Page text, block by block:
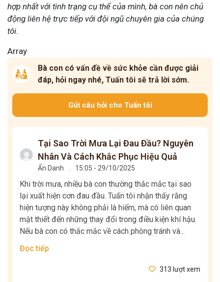
hợp nhất với tình trạng cụ thể của mình, bà con nên chủ
động liên hệ trực tiếp với đội ngũ chuyên gia của chúng
tôi.
Array
Bà con có vấn đề về sức khỏe cần được giải
đáp, hỏi ngay nhé, Tuấn tôi sẽ trả lời sớm.
Gửi câu hỏi cho Tuấn tôi
Tại Sao Trời Mưa Lại Đau Đầu? Nguyên
Nhân Và Cách Khắc Phục Hiệu Quả
Ẩn Danh 15:05 - 29/10/2025
Khi trời mưa, nhiều bà con thường thắc mắc tại sao
lại xuất hiện cơn đau đầu. Tuấn tôi nhận thấy rằng
hiện tượng này không phải là hiếm, mà có liên quan
mật thiết đến những thay đổi trong điều kiện khí hậu.
Nếu bà con có thắc mắc về cách phòng tránh và...
Đọc tiếp
313 lượt xem